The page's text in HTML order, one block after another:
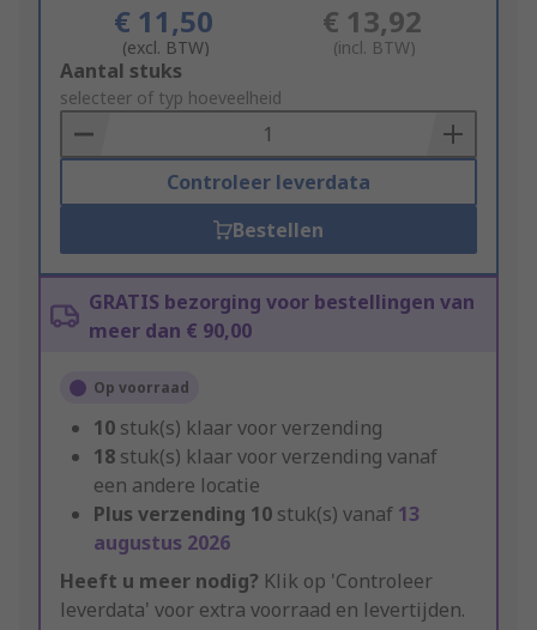
€ 11,50
(excl. BTW)
€ 13,92
(incl. BTW)
Add
to
Basket
Aantal stuks
selecteer of typ hoeveelheid
Controleer leverdata
Bestellen
GRATIS bezorging voor bestellingen van
meer dan € 90,00
Op voorraad
10 stuk(s) klaar voor verzending
18 stuk(s) klaar voor verzending vanaf
een andere locatie
Plus verzending 10 stuk(s) vanaf 13
augustus 2026
Heeft u meer nodig? Klik op 'Controleer
leverdata' voor extra voorraad en levertijden.